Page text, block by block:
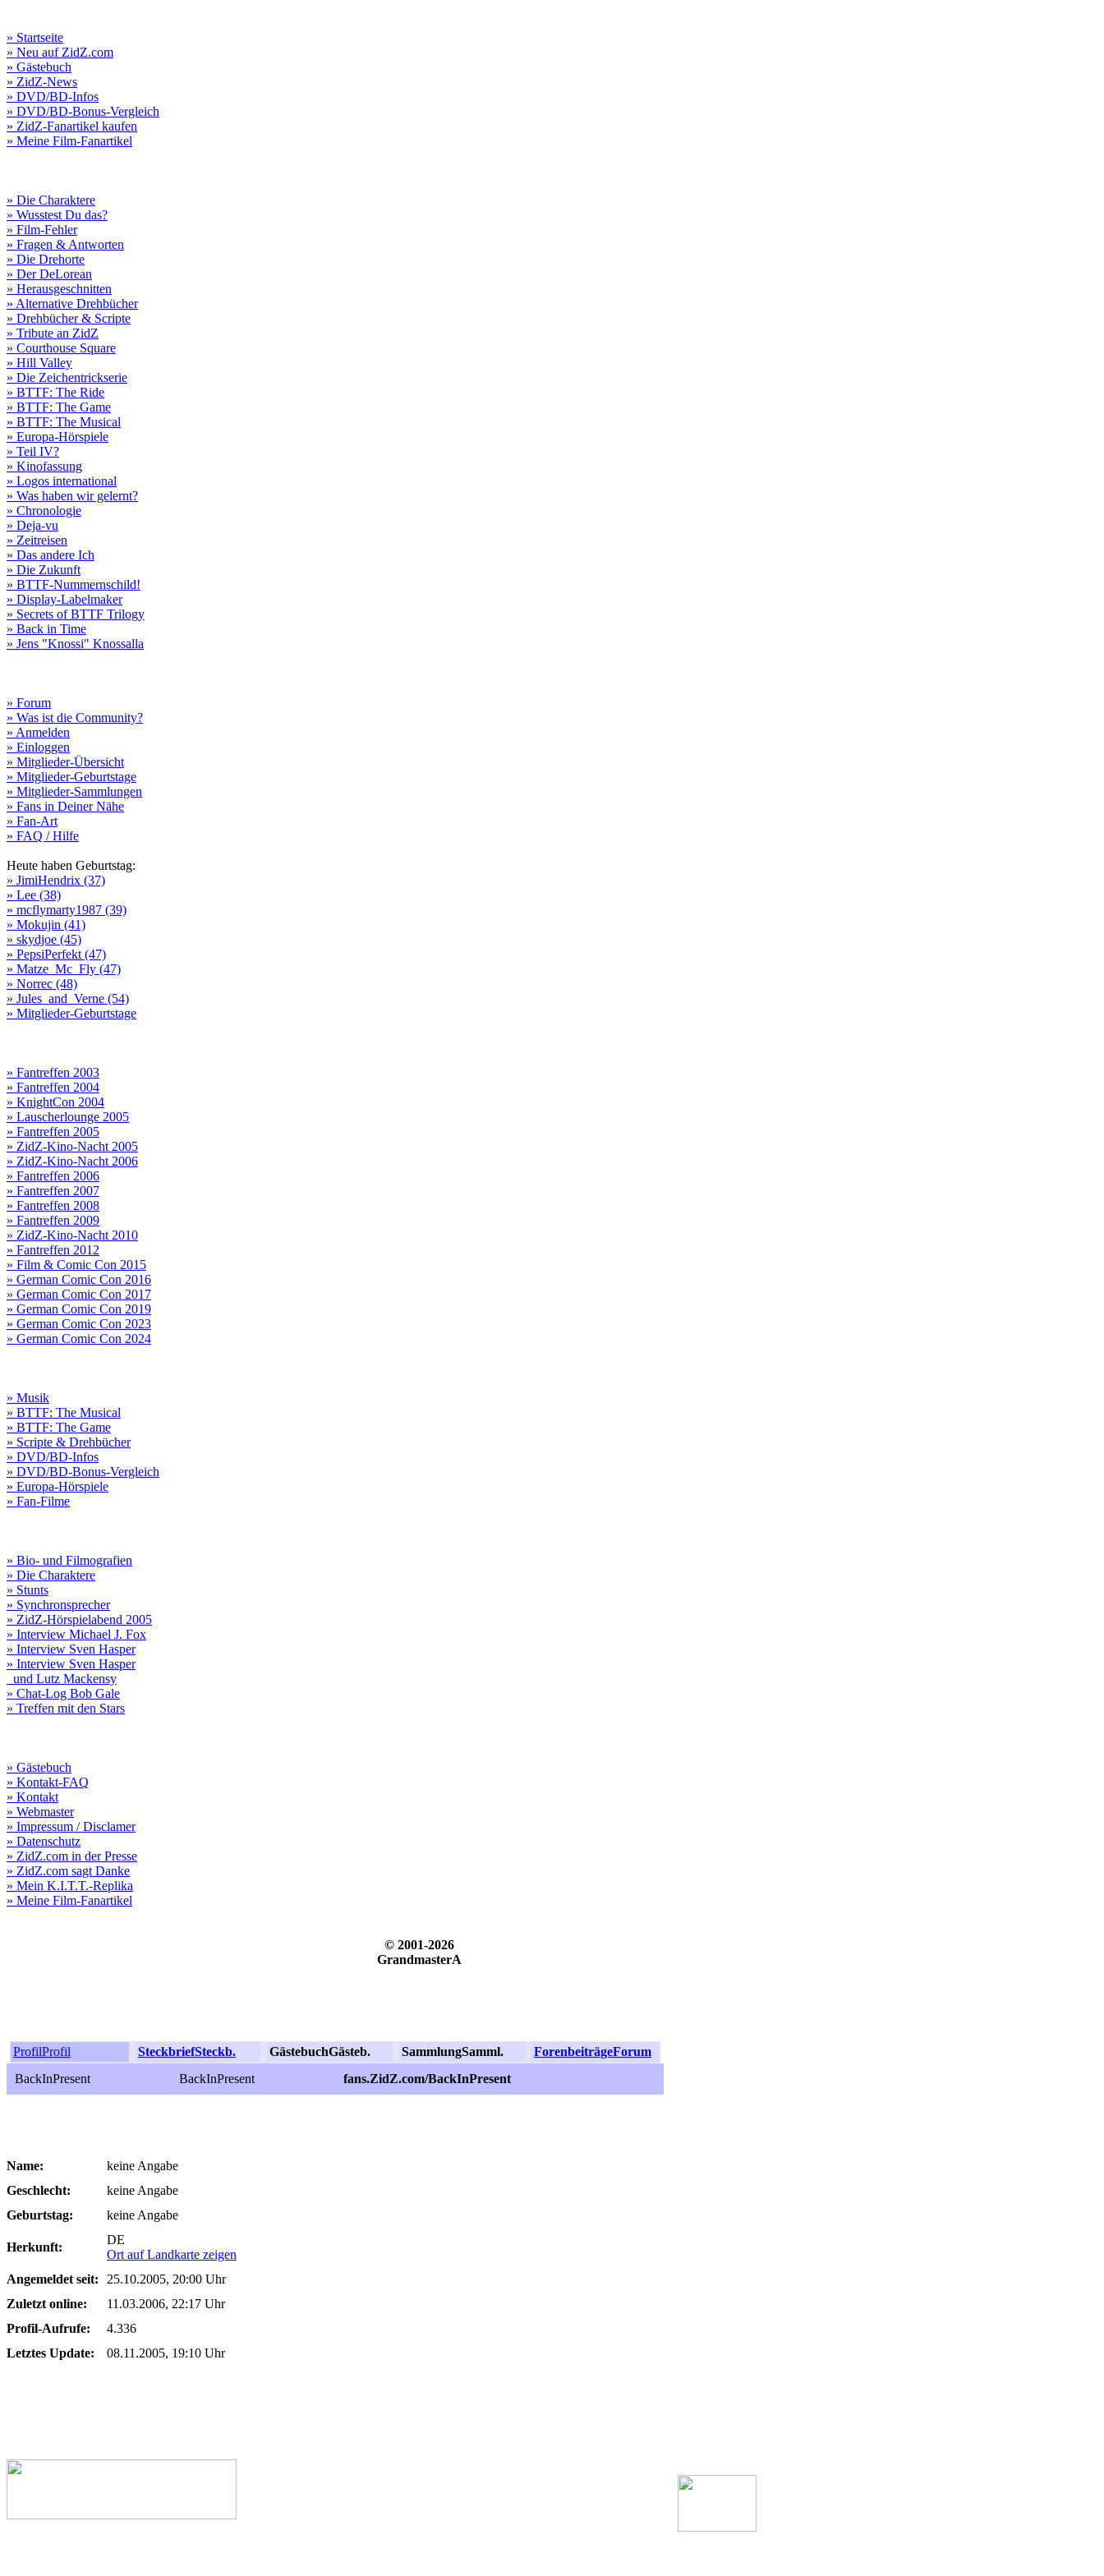
» Startseite
» Neu auf ZidZ.com
» Gästebuch
» ZidZ-News
» DVD/BD-Infos
» DVD/BD-Bonus-Vergleich
» ZidZ-Fanartikel kaufen
» Meine Film-Fanartikel
» Die Charaktere
» Wusstest Du das?
» Film-Fehler
» Fragen & Antworten
» Die Drehorte
» Der DeLorean
» Herausgeschnitten
» Alternative Drehbücher
» Drehbücher & Scripte
» Tribute an ZidZ
» Courthouse Square
» Hill Valley
» Die Zeichentrickserie
» BTTF: The Ride
» BTTF: The Game
» BTTF: The Musical
» Europa-Hörspiele
» Teil IV?
» Kinofassung
» Logos international
» Was haben wir gelernt?
» Chronologie
» Deja-vu
» Zeitreisen
» Das andere Ich
» Die Zukunft
» BTTF-Nummernschild!
» Display-Labelmaker
» Secrets of BTTF Trilogy
» Back in Time
» Jens "Knossi" Knossalla
» Forum
» Was ist die Community?
» Anmelden
» Einloggen
» Mitglieder-Übersicht
» Mitglieder-Geburtstage
» Mitglieder-Sammlungen
» Fans in Deiner Nähe
» Fan-Art
» FAQ / Hilfe
Heute haben Geburtstag:
» JimiHendrix (37)
» Lee (38)
» mcflymarty1987 (39)
» Mokujin (41)
» skydjoe (45)
» PepsiPerfekt (47)
» Matze_Mc_Fly (47)
» Norrec (48)
» Jules_and_Verne (54)
» Mitglieder-Geburtstage
» Fantreffen 2003
» Fantreffen 2004
» KnightCon 2004
» Lauscherlounge 2005
» Fantreffen 2005
» ZidZ-Kino-Nacht 2005
» ZidZ-Kino-Nacht 2006
» Fantreffen 2006
» Fantreffen 2007
» Fantreffen 2008
» Fantreffen 2009
» ZidZ-Kino-Nacht 2010
» Fantreffen 2012
» Film & Comic Con 2015
» German Comic Con 2016
» German Comic Con 2017
» German Comic Con 2019
» German Comic Con 2023
» German Comic Con 2024
» Musik
» BTTF: The Musical
» BTTF: The Game
» Scripte & Drehbücher
» DVD/BD-Infos
» DVD/BD-Bonus-Vergleich
» Europa-Hörspiele
» Fan-Filme
» Bio- und Filmografien
» Die Charaktere
» Stunts
» Synchronsprecher
» ZidZ-Hörspielabend 2005
» Interview Michael J. Fox
» Interview Sven Hasper
» Interview Sven Hasper
und Lutz Mackensy
» Chat-Log Bob Gale
» Treffen mit den Stars
» Gästebuch
» Kontakt-FAQ
» Kontakt
» Webmaster
» Impressum / Disclamer
» Datenschutz
» ZidZ.com in der Presse
» ZidZ.com sagt Danke
» Mein K.I.T.T.-Replika
» Meine Film-Fanartikel
© 2001-2026
GrandmasterA
ProfilProfil SteckbriefSteckb. GästebuchGästeb. SammlungSamml. ForenbeiträgeForum
BackInPresent
BackInPresent fans.ZidZ.com/BackInPresent
Name:
keine Angabe
Geschlecht:
keine Angabe
Geburtstag:
keine Angabe
Herkunft:
DE
Ort auf Landkarte zeigen
Angemeldet seit:
25.10.2005, 20:00 Uhr
Zuletzt online:
11.03.2006, 22:17 Uhr
Profil-Aufrufe:
4.336
Letztes Update:
08.11.2005, 19:10 Uhr